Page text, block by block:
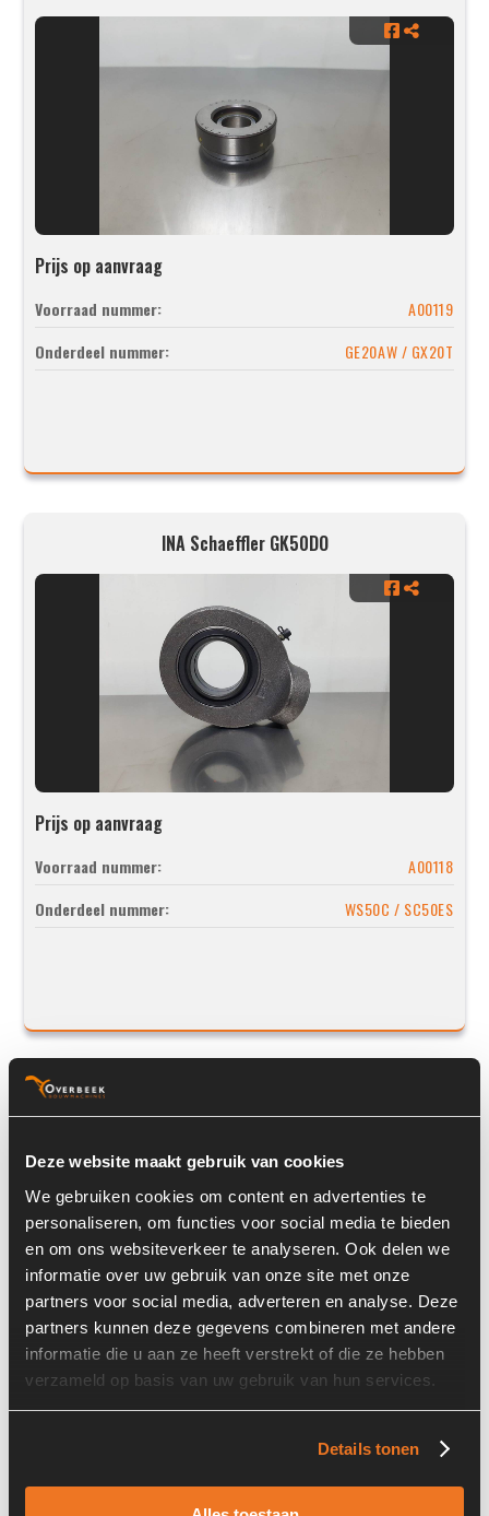
Deze website maakt gebruik van cookies
We gebruiken cookies om content en advertenties te
personaliseren, om functies voor social media te bieden
en om ons websiteverkeer te analyseren. Ook delen we
informatie over uw gebruik van onze site met onze
partners voor social media, adverteren en analyse. Deze
partners kunnen deze gegevens combineren met andere
informatie die u aan ze heeft verstrekt of die ze hebben
verzameld op basis van uw gebruik van hun services.
Details tonen
Prijs op aanvraag
Voorraad nummer:
A00119
Onderdeel nummer:
GE20AW / GX20T
INA Schaeffler GK50DO
Prijs op aanvraag
Voorraad nummer:
A00118
Onderdeel nummer:
WS50C / SC50ES
Prijs op aanvraag